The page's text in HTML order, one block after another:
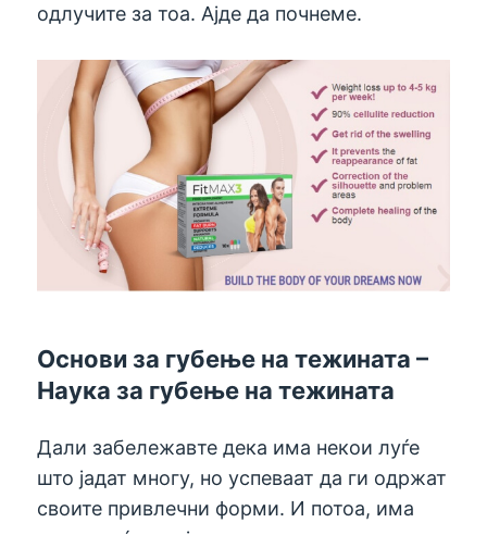
одлучите за тоа. Ајде да почнеме.
Основи за губење на тежината –
Наука за губење на тежината
Дали забележавте дека има некои луѓе
што јадат многу, но успеваат да ги одржат
своите привлечни форми. И потоа, има